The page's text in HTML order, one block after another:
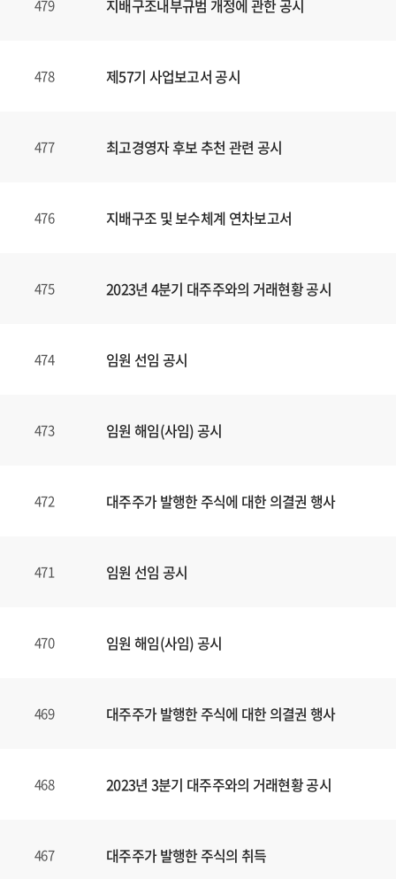
479 지배구조내부규범 개정에 관한 공시
478 제57기 사업보고서 공시
477 최고경영자 후보 추천 관련 공시
476 지배구조 및 보수체계 연차보고서
475 2023년 4분기 대주주와의 거래현황 공시
474 임원 선임 공시
473 임원 해임(사임) 공시
472 대주주가 발행한 주식에 대한 의결권 행사
471 임원 선임 공시
470 임원 해임(사임) 공시
469 대주주가 발행한 주식에 대한 의결권 행사
468 2023년 3분기 대주주와의 거래현황 공시
467 대주주가 발행한 주식의 취득